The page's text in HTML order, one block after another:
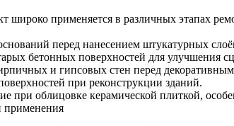
широко применяется в различных этапах
перед нанесением штукатурных
бетонных поверхностей для улучшения
и гипсовых стен перед
при реконструкции зданий.
при облицовке керамической плиткой,
применения